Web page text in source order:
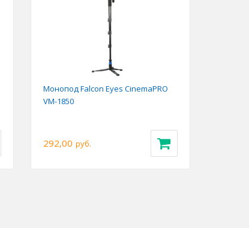
Монопод Falcon Eyes CinemaPRO
VM-1850
292,00 руб.